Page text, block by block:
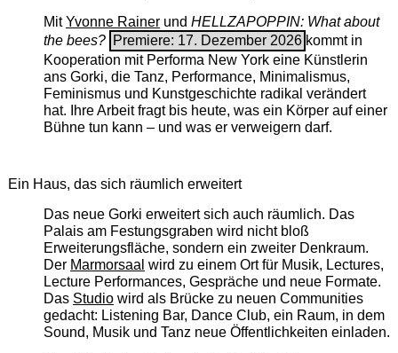
MitYvonne Rainerund HELLZAPOPPIN: What about
the bees? Premiere: 17. Dezember 2026 kommt in
Kooperation mit Performa New York eine Künstlerin
ans Gorki, die Tanz, Performance, Minimalismus,
Feminismus und Kunstgeschichte radikal verändert
hat. Ihre Arbeit fragt bis heute, was ein Körper auf einer
Bühne tun kann – und was er verweigern darf.
Ein Haus, das sich räumlich erweitert
Das neue Gorki erweitert sich auch räumlich. Das
Palais am Festungsgraben wird nicht bloß
Erweiterungsfläche, sondern ein zweiter Denkraum.
Der Marmorsaal wird zu einem Ort für Musik, Lectures,
Lecture Performances, Gespräche und neue Formate.
Das Studiowird als Brücke zu neuen Communities
gedacht: Listening Bar, Dance Club, ein Raum, in dem
Sound, Musik und Tanz neue Öffentlichkeiten einladen.